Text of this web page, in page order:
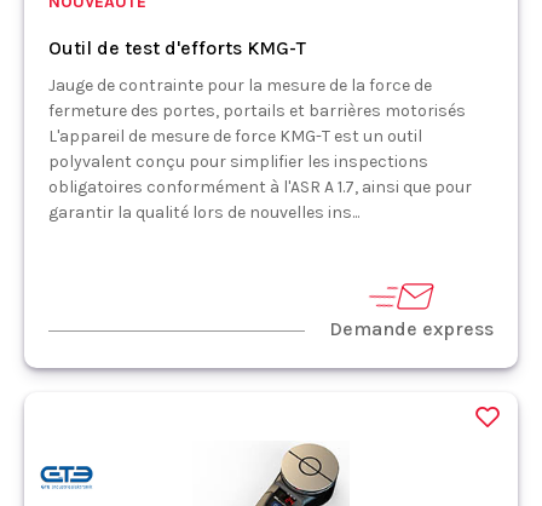
Outil de test d'efforts KMG-T
Jauge de contrainte pour la mesure de la force de
fermeture des portes, portails et barrières motorisés
L'appareil de mesure de force KMG-T est un outil
polyvalent conçu pour simplifier les inspections
obligatoires conformément à l'ASR A 1.7, ainsi que pour
garantir la qualité lors de nouvelles ins...
Demande express